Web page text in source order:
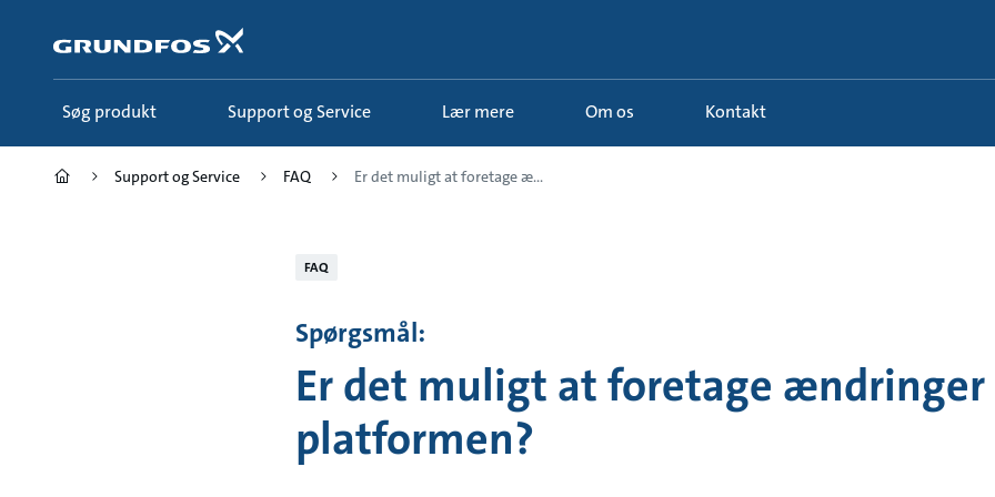
hovedindhold
Søg produkt Support og Service Lær mere Om os Kontakt
Support og Service FAQ Er det muligt at foretage æ...
FAQ
Spørgsmål:
Er det muligt at foretage ændringer
platformen?